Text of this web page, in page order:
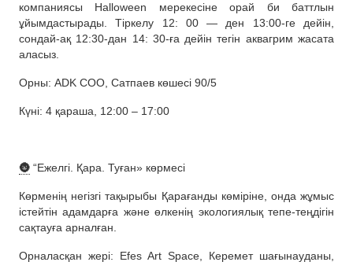
компаниясы Halloween мерекесіне орай би баттлын
ұйымдастырады. Тіркелу 12: 00 — ден 13:00-ге дейін,
сондай-ақ 12:30-дан 14: 30-ға дейін тегін аквагрим жасата
аласыз.
Орны: ADK СОО, Сатпаев көшесі 90/5
Күні: 4 қараша, 12:00 – 17:00
🌚 “Ежелгі. Қара. Туған» көрмесі
Көрменің негізгі тақырыбы Қарағанды көміріне, онда жұмыс
істейтін адамдарға және өлкенің экологиялық тепе-теңдігін
сақтауға арналған.
Орналасқан жері: Efes Art Space, Керемет шағынауданы,